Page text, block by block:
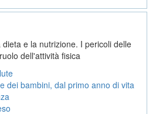
e la nutrizione. I pericoli delle
dell'attività fisica
dei bambini, dal primo anno di vita